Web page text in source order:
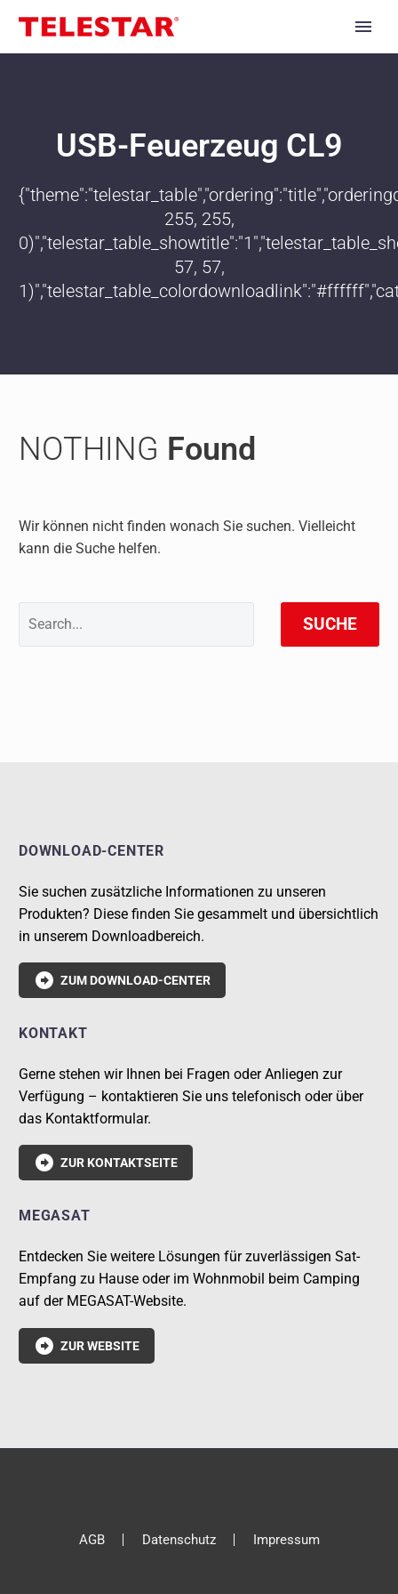
USB-Feuerzeug CL9
255, 255,
57, 57,
NOTHING Found
Wir können nicht finden wonach Sie suchen. Vielleicht
kann die Suche helfen.
SUCHE
DOWNLOAD-CENTER
Sie suchen zusätzliche Informationen zu unseren
Produkten? Diese finden Sie gesammelt und übersichtlich
in unserem Downloadbereich.
 ZUM DOWNLOAD-CENTER
KONTAKT
Gerne stehen wir Ihnen bei Fragen oder Anliegen zur
Verfügung – kontaktieren Sie uns telefonisch oder über
das Kontaktformular.
 ZUR KONTAKTSEITE
MEGASAT
Entdecken Sie weitere Lösungen für zuverlässigen Sat-
Empfang zu Hause oder im Wohnmobil beim Camping
auf der MEGASAT-Website.
 ZUR WEBSITE
AGB Datenschutz Impressum